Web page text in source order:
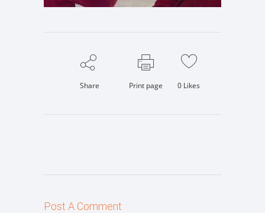
Share Print page 0 Likes
Post A Comment